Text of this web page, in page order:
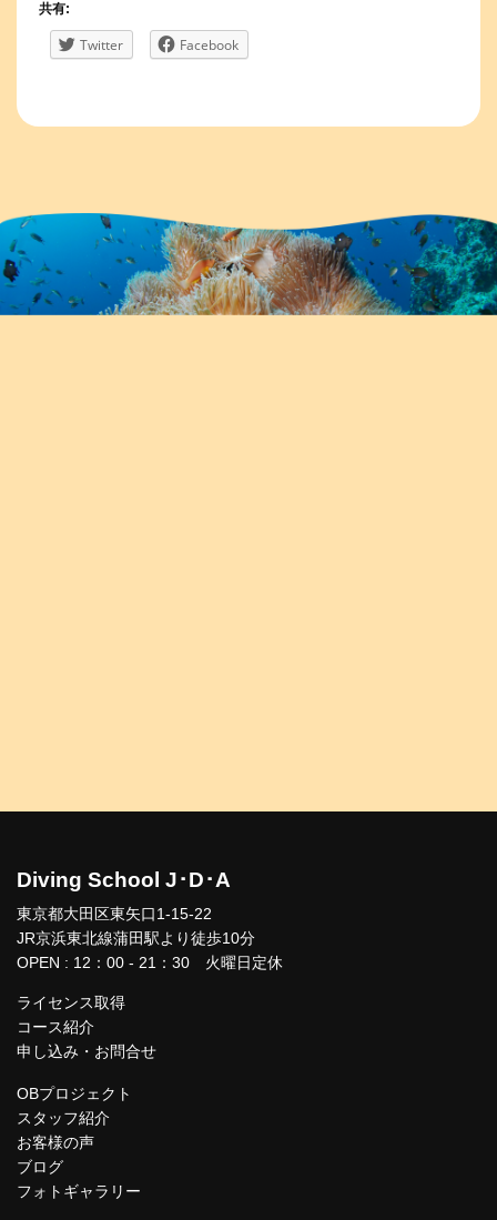
共有:
Twitter Facebook
Diving School J･D･A
東京都大田区東矢口1-15-22
JR京浜東北線蒲田駅より徒歩10分
OPEN : 12：00 - 21：30 火曜日定休
ライセンス取得
コース紹介
申し込み・お問合せ
OBプロジェクト
スタッフ紹介
お客様の声
ブログ
フォトギャラリー